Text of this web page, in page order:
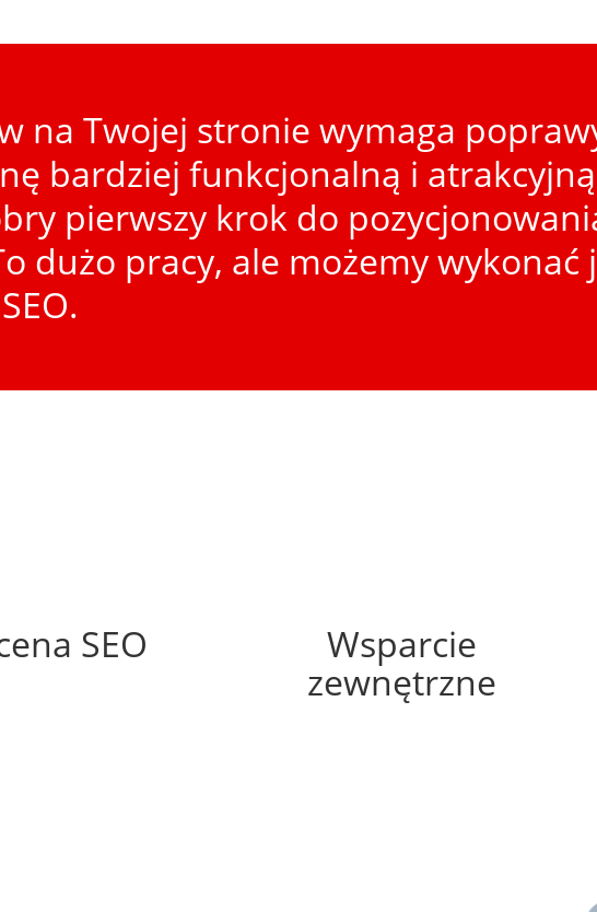
na Twojej stronie wymaga
bardziej funkcjonalną i
pierwszy krok do
dużo pracy, ale możemy wykonać
SEO
Wsparcie
zewnętrzne